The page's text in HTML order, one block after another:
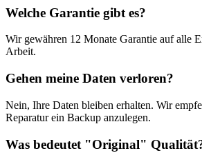
Welche Garantie gibt es?
Wir gewähren 12 Monate Garantie auf alle
Arbeit.
Gehen meine Daten verloren?
Nein, Ihre Daten bleiben erhalten. Wir
Reparatur ein Backup anzulegen.
Was bedeutet "Original"